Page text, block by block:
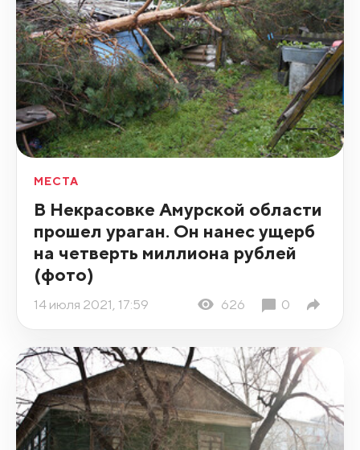
МЕСТА
В Некрасовке Амурской области
прошел ураган. Он нанес ущерб
на четверть миллиона рублей
(фото)
14 июля 2021, 17:59 626 0